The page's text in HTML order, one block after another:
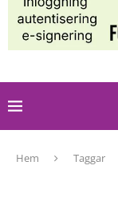
Hem Taggar